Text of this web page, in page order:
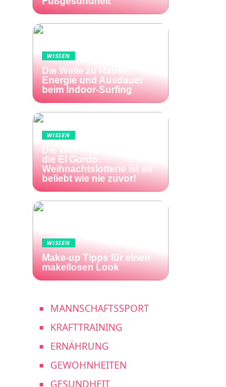
WISSEN
Die Welle zu Hause:
Energie und Ausdauer
beim Indoor-Surfing
WISSEN
Die Welt im Lotto-Fieber –
die El Gordo
Weihnachtslotterie ist so
beliebt wie nie zuvor!
WISSEN
Make-up Tipps für einen
makellosen Look
MANNSCHAFTSSPORT
KRAFTTRAINING
ERNÄHRUNG
GEWOHNHEITEN
GESUNDHEIT